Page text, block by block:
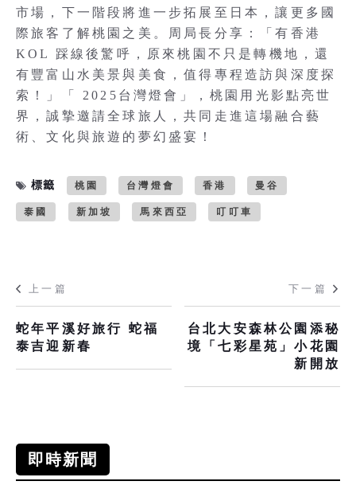
市場，下一階段將進一步拓展至日本，讓更多國
際旅客了解桃園之美。周局長分享：「有香港
KOL 踩線後驚呼，原來桃園不只是轉機地，還
有豐富山水美景與美食，值得專程造訪與深度探
索！」「 2025台灣燈會」，桃園用光影點亮世
界，誠摯邀請全球旅人，共同走進這場融合藝
術、文化與旅遊的夢幻盛宴！
標籤 桃園 台灣燈會 香港 曼谷
泰國 新加坡 馬來西亞 叮叮車
上一篇
蛇年平溪好旅行 蛇福
泰吉迎新春
下一篇
台北大安森林公園添秘
境「七彩星苑」小花園
新開放
即時新聞